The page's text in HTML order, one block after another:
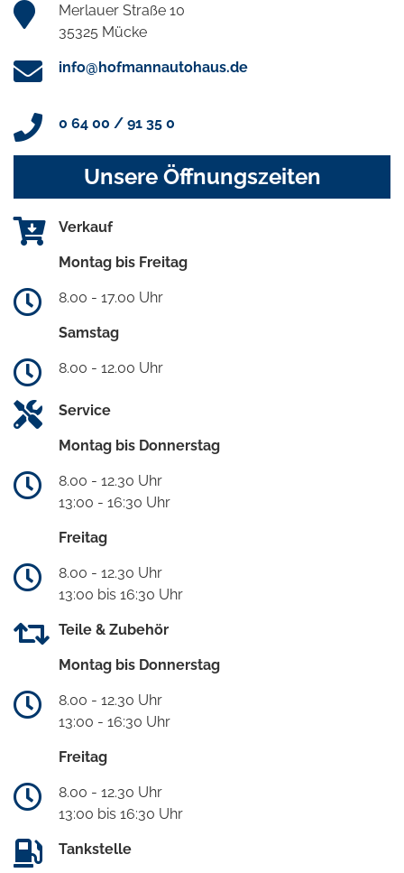
Merlauer Straße 10
35325 Mücke
info@hofmannautohaus.de
0 64 00 / 91 35 0
Unsere Öffnungszeiten
Verkauf
Montag bis Freitag
8.00 - 17.00 Uhr
Samstag
8.00 - 12.00 Uhr
Service
Montag bis Donnerstag
8.00 - 12.30 Uhr
13:00 - 16:30 Uhr
Freitag
8.00 - 12.30 Uhr
13:00 bis 16:30 Uhr
Teile & Zubehör
Montag bis Donnerstag
8.00 - 12.30 Uhr
13:00 - 16:30 Uhr
Freitag
8.00 - 12.30 Uhr
13:00 bis 16:30 Uhr
Tankstelle